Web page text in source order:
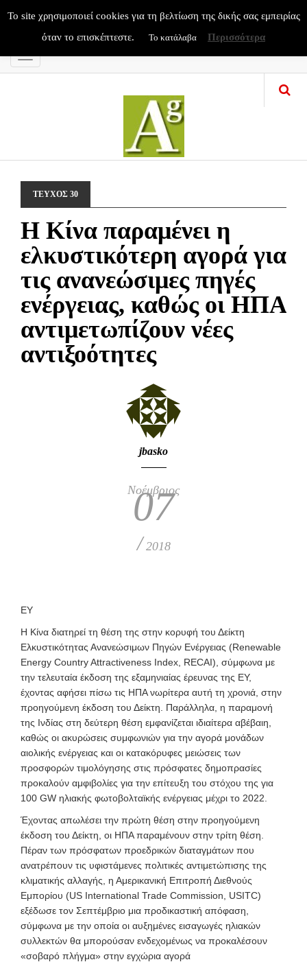
Menu
ΤΕΥΧΟΣ 30
Η Κίνα παραμένει η
ελκυστικότερη αγορά για
τις ανανεώσιμες πηγές
ενέργειας, καθώς οι ΗΠΑ
αντιμετωπίζουν νέες
αντιξοότητες
jbasko
Νοέμβριος
07
/ 2018
ΕΥ
Η Κίνα διατηρεί τη θέση της στην κορυφή του Δείκτη
Ελκυστικότητας Ανανεώσιμων Πηγών Ενέργειας (Renewable
Energy Country Attractiveness Index, RECAI), σύμφωνα με
την τελευταία έκδοση της εξαμηνιαίας έρευνας της ΕΥ,
έχοντας αφήσει πίσω τις ΗΠΑ νωρίτερα αυτή τη χρονιά, στην
προηγούμενη έκδοση του Δείκτη. Παράλληλα, η παραμονή
της Ινδίας στη δεύτερη θέση εμφανίζεται ιδιαίτερα αβέβαιη,
καθώς οι ακυρώσεις συμφωνιών για την αγορά μονάδων
αιολικής ενέργειας και οι κατακόρυφες μειώσεις των
προσφορών τιμολόγησης στις πρόσφατες δημοπρασίες
προκαλούν αμφιβολίες για την επίτευξη του στόχου της για
100 GW ηλιακής φωτοβολταϊκής ενέργειας μέχρι το 2022.
Έχοντας απωλέσει την πρώτη θέση στην προηγούμενη
έκδοση του Δείκτη, οι ΗΠΑ παραμένουν στην τρίτη θέση.
Πέραν των πρόσφατων προεδρικών διαταγμάτων που
ανατρέπουν τις υφιστάμενες πολιτικές αντιμετώπισης της
κλιματικής αλλαγής, η Αμερικανική Επιτροπή Διεθνούς
Εμπορίου (US International Trade Commission, USITC)
εξέδωσε τον Σεπτέμβριο μια προδικαστική απόφαση,
σύμφωνα με την οποία οι αυξημένες εισαγωγές ηλιακών
συλλεκτών θα μπορούσαν ενδεχομένως να προκαλέσουν
«σοβαρό πλήγμα» στην εγχώρια αγορά
To site χρησιμοποιεί cookies για τη βελτίωση της δικής σας εμπειρίας
όταν το επισκέπτεστε.
Το κατάλαβα Περισσότερα